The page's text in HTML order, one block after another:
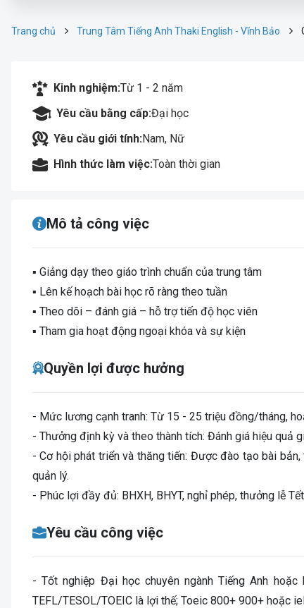
Trang chủ Trung Tâm Tiếng Anh Thaki English - Vĩnh Bảo
Kinh nghiệm:Từ 1 - 2 năm
Yêu cầu bằng cấp:Đại học
Yêu cầu giới tính:Nam, Nữ
Hình thức làm việc:Toàn thời gian
Mô tả công việc
▪️ Giảng dạy theo giáo trình chuẩn của trung tâm
▪️ Lên kế hoạch bài học rõ ràng theo tuần
▪️ Theo dõi – đánh giá – hỗ trợ tiến độ học viên
▪️ Tham gia hoạt động ngoại khóa và sự kiện
Quyền lợi được hưởng
- Mức lương cạnh tranh: Từ 15 - 25 triệu đồng/tháng,
- Thưởng định kỳ và theo thành tích: Đánh giá hiệu quả
- Cơ hội phát triển và thăng tiến: Được đào tạo bài
quản lý.
- Phúc lợi đầy đủ: BHXH, BHYT, nghỉ phép, thưởng lễ
Yêu cầu công việc
- Tốt nghiệp Đại học chuyên ngành Tiếng Anh
TEFL/TESOL/TOEIC là lợi thế; Toeic 800+ 900+ hoặc